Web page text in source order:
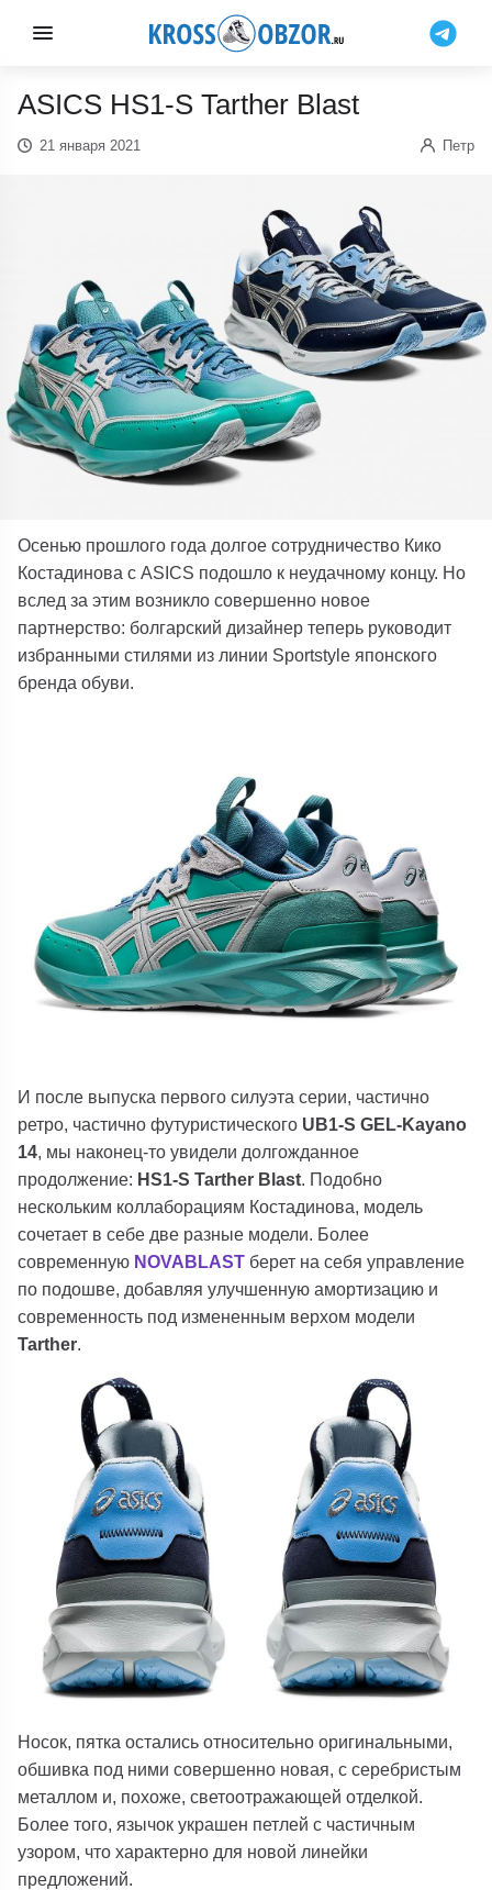
ASICS HS1-S Tarther Blast
21 января 2021 Петр
Осенью прошлого года долгое сотрудничество Кико
Костадинова с ASICS подошло к неудачному концу. Но
вслед за этим возникло совершенно новое
партнерство: болгарский дизайнер теперь руководит
избранными стилями из линии Sportstyle японского
бренда обуви.
И после выпуска первого силуэта серии, частично
ретро, ​​частично футуристического UB1-S GEL-Kayano
14, мы наконец-то увидели долгожданное
продолжение: HS1-S Tarther Blast. Подобно
нескольким коллаборациям Костадинова, модель
сочетает в себе две разные модели. Более
современную NOVABLAST берет на себя управление
по подошве, добавляя улучшенную амортизацию и
современность под измененным верхом модели
Tarther.
Носок, пятка остались относительно оригинальными,
обшивка под ними совершенно новая, с серебристым
металлом и, похоже, светоотражающей отделкой.
Более того, язычок украшен петлей с частичным
узором, что характерно для новой линейки
предложений.